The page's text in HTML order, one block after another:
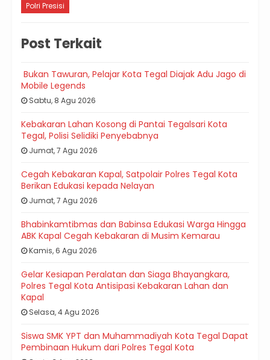
Polri Presisi
Post Terkait
Bukan Tawuran, Pelajar Kota Tegal Diajak Adu Jago di
Mobile Legends
Sabtu, 8 Agu 2026
Kebakaran Lahan Kosong di Pantai Tegalsari Kota
Tegal, Polisi Selidiki Penyebabnya
Jumat, 7 Agu 2026
Cegah Kebakaran Kapal, Satpolair Polres Tegal Kota
Berikan Edukasi kepada Nelayan
Jumat, 7 Agu 2026
Bhabinkamtibmas dan Babinsa Edukasi Warga Hingga
ABK Kapal Cegah Kebakaran di Musim Kemarau
Kamis, 6 Agu 2026
Gelar Kesiapan Peralatan dan Siaga Bhayangkara,
Polres Tegal Kota Antisipasi Kebakaran Lahan dan
Kapal
Selasa, 4 Agu 2026
Siswa SMK YPT dan Muhammadiyah Kota Tegal Dapat
Pembinaan Hukum dari Polres Tegal Kota